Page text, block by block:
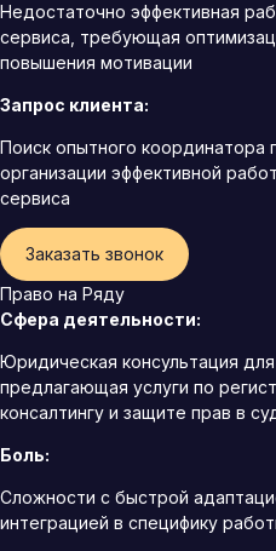
Недостаточно эффективная
сервиса, требующая
повышения мотивации
Запрос клиента:
Поиск опытного координатора
организации эффективной
сервиса
Заказать звонок
Право на Ряду
Сфера деятельности:
Юридическая консультация для
предлагающая услуги по
консалтингу и защите прав в
Боль:
Сложности с быстрой
интеграцией в специфику